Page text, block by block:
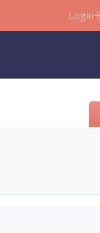
Login